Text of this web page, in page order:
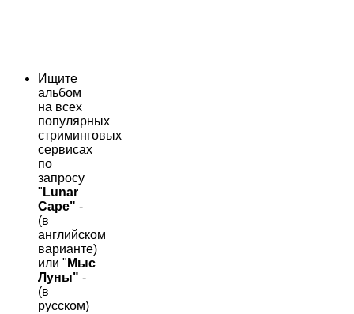
Ищите
альбом
на всех
популярных
стриминговых
сервисах
по
запросу
" Lunar
Cape" -
(в
английском
варианте)
или " Мыс
Луны" -
(в
русском)